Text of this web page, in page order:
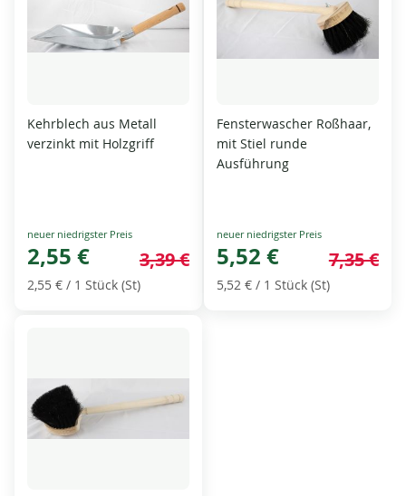
Kehrblech aus Metall
verzinkt mit Holzgriff
Special
Price
2,55 € 3,39 €
2,55 € / 1 Stück (St)
Fensterwascher Roßhaar,
mit Stiel runde
Ausführung
Special
Price
5,52 € 7,35 €
5,52 € / 1 Stück (St)